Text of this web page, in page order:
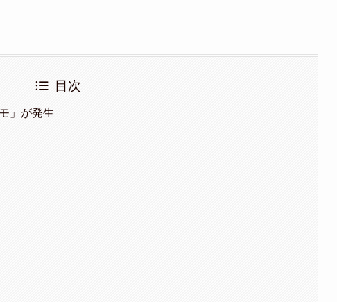
目次
」が発生